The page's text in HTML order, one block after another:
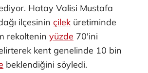
Hatay Valisi Mustafa
ilçesinin çilek üretiminde
rekoltenin yüzde 70'ini
kent genelinde 10 bin
beklendiğini söyledi.